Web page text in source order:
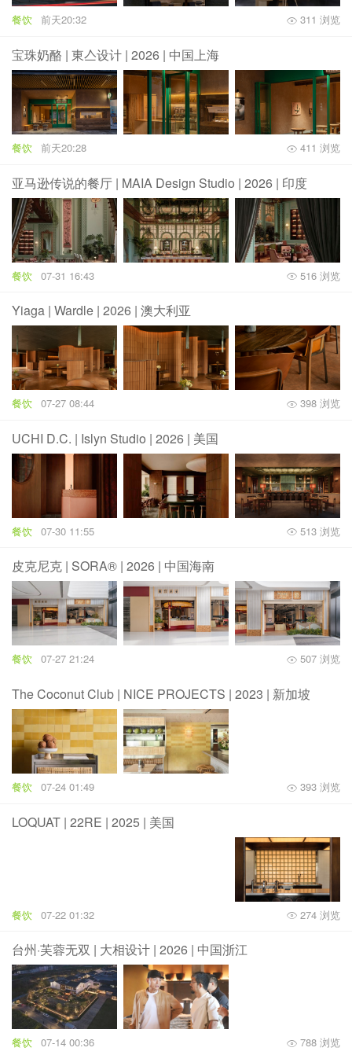
餐饮 前天20:32 311 浏览
宝珠奶酪 | 東亼设计 | 2026 | 中国上海
餐饮 前天20:28 411 浏览
亚马逊传说的餐厅 | MAIA Design Studio | 2026 | 印度
餐饮 07-31 16:43 516 浏览
Yiaga | Wardle | 2026 | 澳大利亚
餐饮 07-27 08:44 398 浏览
UCHI D.C. | Islyn Studio | 2026 | 美国
餐饮 07-30 11:55 513 浏览
皮克尼克 | SORA® | 2026 | 中国海南
餐饮 07-27 21:24 507 浏览
The Coconut Club | NICE PROJECTS | 2023 | 新加坡
餐饮 07-24 01:49 393 浏览
LOQUAT | 22RE | 2025 | 美国
餐饮 07-22 01:32 274 浏览
台州·芙蓉无双 | 大相设计 | 2026 | 中国浙江
餐饮 07-14 00:36 788 浏览